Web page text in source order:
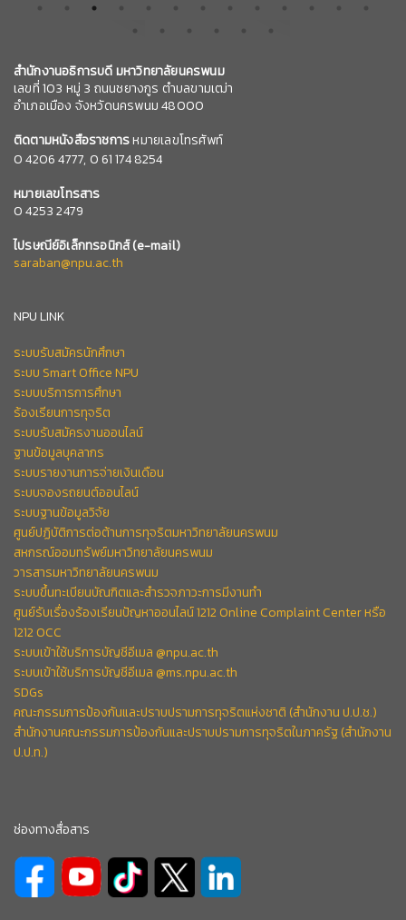
สำนักงานอธิการบดี มหาวิทยาลัยนครพนม
เลขที่ 103 หมู่ 3 ถนนชยางกูร ตำบลขามเฒ่า
อำเภอเมือง จังหวัดนครพนม 48000
ติดตามหนังสือราชการหมายเลขโทรศัพท์
04206 4777, 0 61 174 8254
หมายเลขโทรสาร
0 4253 2479
ไปรษณีย์อิเล็กทรอนิกส์(e-mail)
saraban@npu.ac.th
NPU LINK
ระบบรับสมัครนักศึกษา
ระบบ Smart Office NPU
ระบบบริการการศึกษา
ร้องเรียนการทุจริต
ระบบรับสมัครงานออนไลน์
ฐานข้อมูลบุคลากร
ระบบรายงานการจ่ายเงินเดือน
ระบบจองรถยนต์ออนไลน์
ระบบฐานข้อมูลวิจัย
ศูนย์ปฏิบัติการต่อต้านการทุจริตมหาวิทยาลัยนครพนม
สหกรณ์ออมทรัพย์มหาวิทยาลัยนครพนม
วารสารมหาวิทยาลัยนครพนม
ระบบขึ้นทะเบียนบัณฑิตและสำรวจภาวะการมีงานทำ
ศูนย์รับเรื่องร้องเรียนปัญหาออนไลน์ 1212 Online Complaint Center หรือ
1212 OCC
ระบบเข้าใช้บริการบัญชีอีเมล @npu.ac.th
ระบบเข้าใช้บริการบัญชีอีเมล @ms.npu.ac.th
SDGs
คณะกรรมการป้องกันและปราบปรามการทุจริตแห่งชาติ (สำนักงาน ป.ป.ช.)
สำนักงานคณะกรรมการป้องกันและปราบปรามการทุจริตในภาครัฐ (สำนักงาน
ป.ป.ท.)
ช่องทางสื่อสาร